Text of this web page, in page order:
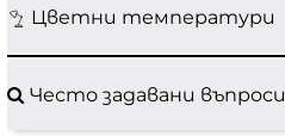
Цветни температури
Често задавани въпроси